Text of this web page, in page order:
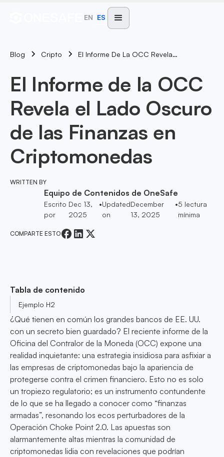
EN ES
Blog Cripto El Informe De La OCC Revela El Lado Oscuro De Las Finanzas En Criptomonedas
El Informe de la OCC
Revela el Lado Oscuro
de las Finanzas en
Criptomonedas
WRITTEN BY
Equipo de Contenidos de OneSafe
Escrito
por
Dec 13,
2025
•Updated
on
December
13, 2025
•5 lectura
mínima
COMPARTE ESTO
Tabla de contenido
Ejemplo H2
¿Qué tienen en común los grandes bancos de EE. UU.
con un secreto bien guardado? El reciente informe de la
Oficina del Contralor de la Moneda (OCC) expone una
realidad inquietante: una estrategia insidiosa para asfixiar a
las empresas de criptomonedas bajo la apariencia de
protegerse contra el crimen financiero. Esto no es solo
un tropiezo regulatorio; es un instrumento contundente
de lo que se ha llegado a conocer como “finanzas
armadas”, resonando los ecos perturbadores de la
Operación Choke Point 2.0. Las apuestas son
alarmantemente altas mientras la comunidad de
criptomonedas lidia con revelaciones que podrían